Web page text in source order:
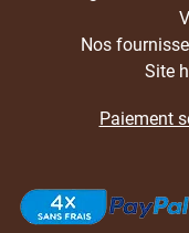
Nos
Site
Paiement